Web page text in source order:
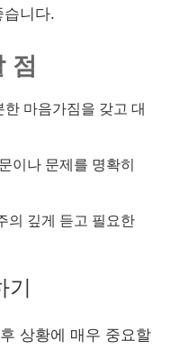
습니다.
점
마음가짐을 갖고 대
이나 문제를 명확히
의 깊게 듣고 필요한
상황에 매우 중요할